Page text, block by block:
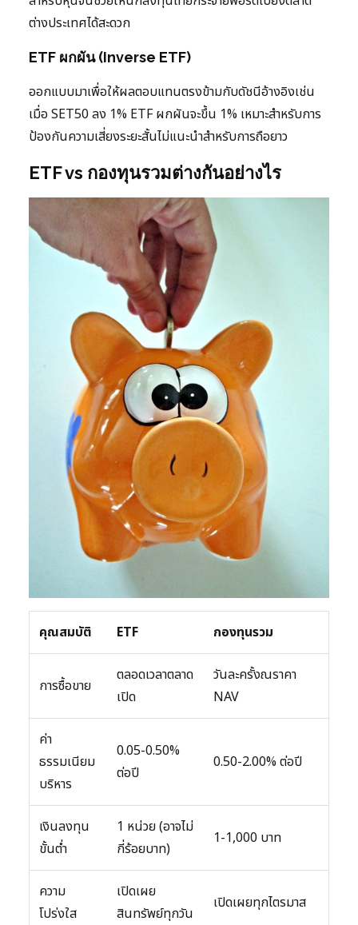
ต่างประเทศได้สะดวก
ETF ผกผัน (Inverse ETF)
ออกแบบมาเพื่อให้ผลตอบแทนตรงข้ามกับดัชนีอ้างอิงเช่น
เมื่อ SET50 ลง 1% ETF ผกผันจะขึ้น 1% เหมาะสำหรับการ
ป้องกันความเสี่ยงระยะสั้นไม่แนะนำสำหรับการถือยาว
ETF vs กองทุนรวมต่างกันอย่างไร
คุณสมบัติ ETF กองทุนรวม
การซื้อขาย
ตลอดเวลาตลาด
เปิด
วันละครั้งณราคา
NAV
ค่า
ธรรมเนียม
บริหาร
0.05-0.50%
ต่อปี
0.50-2.00% ต่อปี
เงินลงทุน
ขั้นต่ำ
1 หน่วย (อาจไม่
กี่ร้อยบาท)
1-1,000 บาท
ความ
โปร่งใส
เปิดเผย
สินทรัพย์ทุกวัน
เปิดเผยทุกไตรมาส